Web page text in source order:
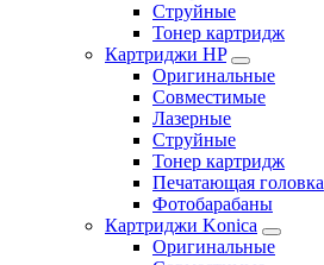
Струйные
Тонер картридж
Картриджи HP
Оригинальные
Совместимые
Лазерные
Струйные
Тонер картридж
Печатающая головка
Фотобарабаны
Картриджи Konica
Оригинальные